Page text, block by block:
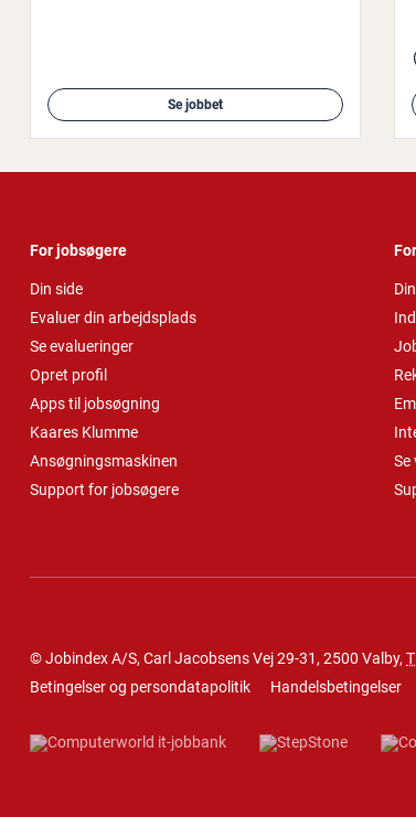
Se jobbet
For jobsøgere
Din side
Evaluer din arbejdsplads
Se evalueringer
Opret profil
Apps til jobsøgning
Kaares Klumme
Ansøgningsmaskinen
Support for jobsøgere
Se
© Jobindex A/S, Carl Jacobsens Vej 29-31, 2500 Valby,
Betingelser og persondatapolitik
Handelsbetingelser